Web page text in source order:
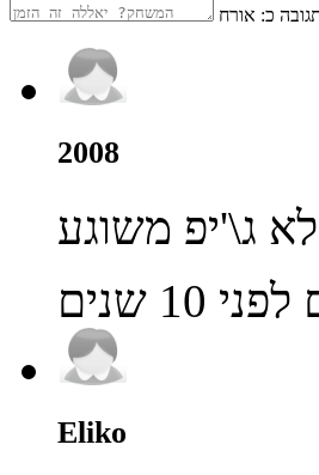
כ: אורח
2008
ג\'יפ משוגע
10 שנים
Eliko